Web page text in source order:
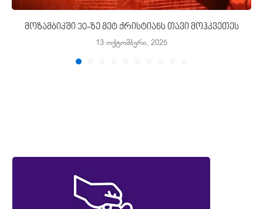
მოზამბიკში 30-ზე მეტ ქრისტიანს თავი მოჰკვეთეს
13 ოქტომბერი, 2025